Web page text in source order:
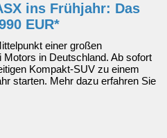
ins Frühjahr: Das
EUR*
einer großen
in Deutschland. Ab sofort
Kompakt-SUV zu einem
starten. Mehr dazu erfahren Sie